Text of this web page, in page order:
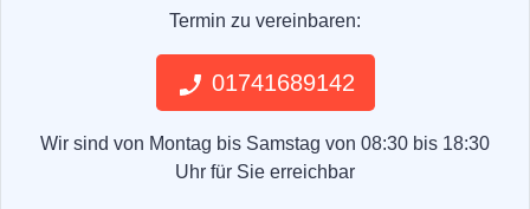
Termin zu vereinbaren:
01741689142
Wir sind von Montag bis Samstag von 08:30 bis 18:30
Uhr für Sie erreichbar